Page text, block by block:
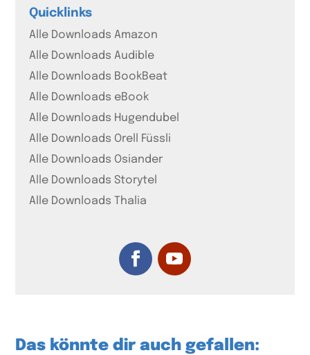
Quicklinks
Alle Downloads Amazon
Alle Downloads Audible
Alle Downloads BookBeat
Alle Downloads eBook
Alle Downloads Hugendubel
Alle Downloads Orell Füssli
Alle Downloads Osiander
Alle Downloads Storytel
Alle Downloads Thalia
Das könnte dir auch gefallen: